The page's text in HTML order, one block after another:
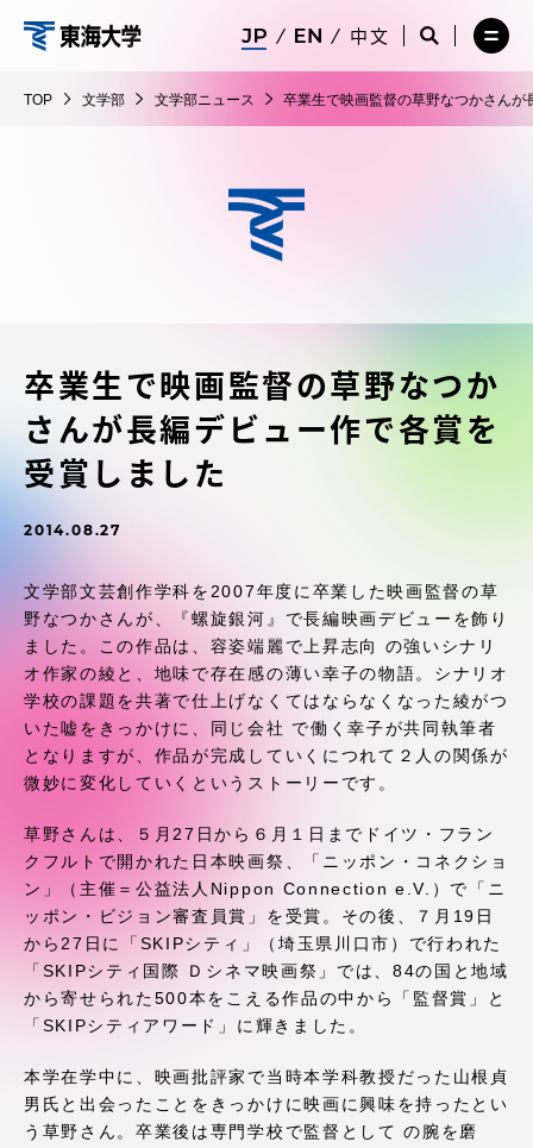
学
中文
サ
検
索
サ
イ
索
を
メ
ー
を
TOP 文学部 文学部ニュース 卒業生で映画監督の草野なつかさん
卒業生で映画監督の草野なつか
さんが長編デビュー作で各賞を
受賞しました
2014.08.27
文学部文芸創作学科を2007年度に卒業した映画監督の草
野なつかさんが、『螺旋銀河』で長編映画デビューを飾り
ました。この作品は、容姿端麗で上昇志向 の強いシナリ
オ作家の綾と、地味で存在感の薄い幸子の物語。シナリオ
学校の課題を共著で仕上げなくてはならなくなった綾がつ
いた嘘をきっかけに、同じ会社 で働く幸子が共同執筆者
となりますが、作品が完成していくにつれて２人の関係が
微妙に変化していくというストーリーです。
草野さんは、５月27日から６月１日までドイツ・フラン
クフルトで開かれた日本映画祭、「ニッポン・コネクショ
ン」（主催＝公益法人Nippon Connection e.V.）で「ニ
ッポン・ビジョン審査員賞」を受賞。その後、７月19日
から27日に「SKIPシティ」（埼玉県川口市）で行われた
「SKIPシティ国際 Ｄシネマ映画祭」では、84の国と地域
から寄せられた500本をこえる作品の中から「監督賞」と
「SKIPシティアワード」に輝きました。
本学在学中に、映画批評家で当時本学科教授だった山根貞
男氏と出会ったことをきっかけに映画に興味を持ったとい
う草野さん。卒業後は専門学校で監督として の腕を磨
メ
ニ
を
閉
在学生・保護者向けポータル（TIPS）
大学の概要
教育・研究
受験・入学案内
学生生活
グローバルネットワーク
学外連携
学園ネットワーク
各種情報・お問い合わせ
アクセス情報